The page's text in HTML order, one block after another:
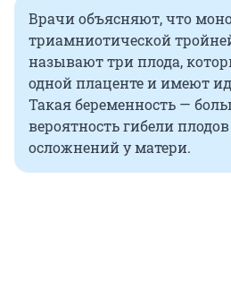
Врачи объясняют, что
триамниотической
называют три плода,
одной плаценте и имеют
Такая беременность —
вероятность гибели
осложнений у матери.